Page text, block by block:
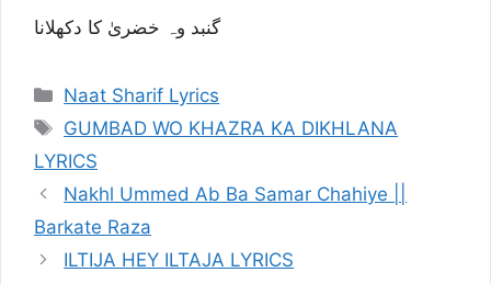
گنبد وہ خضریٰ کا دکھلانا
Categories
Naat Sharif Lyrics
Tags
GUMBAD WO KHAZRA KA DIKHLANA
LYRICS
Nakhl Ummed Ab Ba Samar Chahiye ||
Barkate Raza
ILTIJA HEY ILTAJA LYRICS